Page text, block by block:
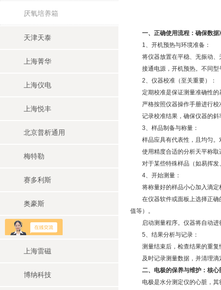
厌氧培养箱
天津天泰
上海菁华
上海仪电
上海悦丰
北京普析通用
梅特勒
赛多利斯
奥豪斯
上海华睿
上海雷磁
博纳科技
一、正确使用流程：确保数据
1、开机预热与环境准备：
将仪器放置在平稳、无振动、
接通电源，开机预热。不同型
2、仪器校准（至关重要）：
定期校准是保证测量准确性的
严格按照仪器操作手册进行校
记录校准结果，确保仪器的斜
3、样品制备与称量：
样品应具有代表性，且均匀。
使用精度合适的分析天平称取
对于某些特殊样品（如易挥发
4、开始测量：
将称量好的样品小心加入滴定
在仪器软件或面板上选择正确
值等）。
启动测量程序。仪器将自动进
5、结果分析与记录：
测量结束后，检查结果的重复
及时记录测量数据，并清理滴
二、电极的保养与维护：核心
电极是水分测定仪的心脏，其